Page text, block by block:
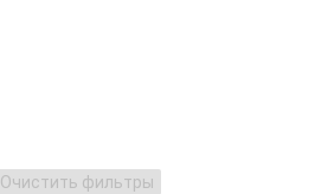
Очистить фильтры